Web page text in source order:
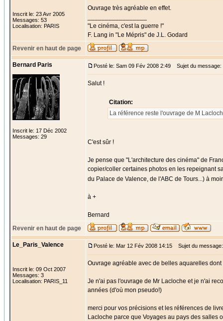
Inscrit le: 23 Avr 2005
Messages: 53
Localisation: PARIS
Ouvrage très agréable en effet.
"Le cinéma, c'est la guerre !"
F. Lang in "Le Mépris" de J.L. Godard
Revenir en haut de page
Bernard Paris
Inscrit le: 17 Déc 2002
Messages: 29
Posté le: Sam 09 Fév 2008 2:49 Sujet du message:
Salut !
Citation:
La référence reste l'ouvrage de M
C'est sûr !
Je pense que "L'architecture des cinéma" de
copier/coller certaines photos en les repeignant
du Palace de Valence, de l'ABC de Tours...) à
à +
Bernard
Revenir en haut de page
Le_Paris_Valence
Inscrit le: 09 Oct 2007
Messages: 3
Localisation: PARIS_11
Posté le: Mar 12 Fév 2008 14:15 Sujet du message:
Ouvrage agréable avec de belles aquarelles
Je n'ai pas l'ouvrage de Mr Lacloche et je n'ai
années (d'où mon pseudo!)
merci pour vos précisions et les références de
Lacloche parce que Voyages au pays des salles